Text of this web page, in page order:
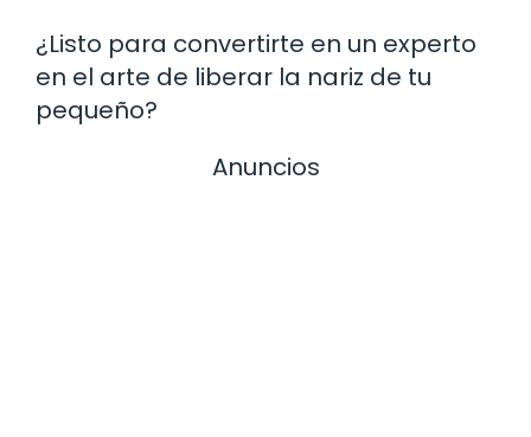
¿Listo para convertirte en un experto
en el arte de liberar la nariz de tu
pequeño?
Anuncios